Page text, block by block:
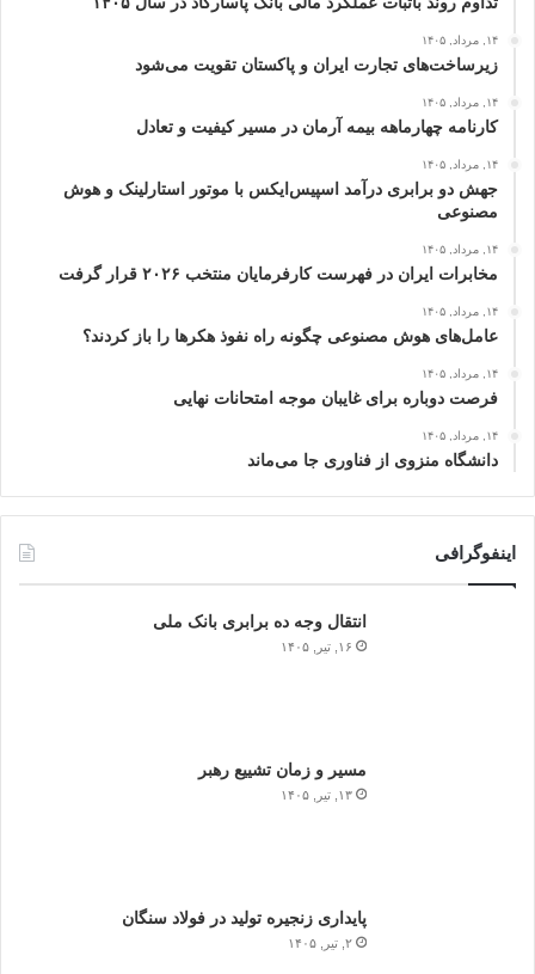
۱۴, مرداد, ۱۴۰۵
زیرساخت‌های تجارت ایران و پاکستان تقویت می‌شود
۱۴, مرداد, ۱۴۰۵
کارنامه چهارماهه بیمه آرمان در مسیر کیفیت و تعادل
۱۴, مرداد, ۱۴۰۵
جهش دو برابری درآمد اسپیس‌ایکس با موتور استارلینک و هوش
مصنوعی
۱۴, مرداد, ۱۴۰۵
مخابرات ایران در فهرست کارفرمایان منتخب ۲۰۲۶ قرار گرفت
۱۴, مرداد, ۱۴۰۵
عامل‌های هوش مصنوعی چگونه راه نفوذ هکرها را باز کردند؟
۱۴, مرداد, ۱۴۰۵
فرصت دوباره برای غایبان موجه امتحانات نهایی
۱۴, مرداد, ۱۴۰۵
دانشگاه منزوی از فناوری جا می‌ماند
اینفوگرافی
انتقال وجه ده برابری بانک ملی
۱۶, تیر, ۱۴۰۵
مسیر و زمان تشییع رهبر
۱۳, تیر, ۱۴۰۵
پایداری زنجیره تولید در فولاد سنگان
۲, تیر, ۱۴۰۵